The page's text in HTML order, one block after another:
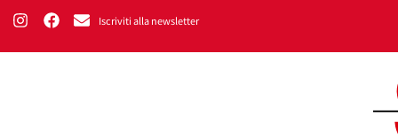
Iscriviti alla newsletter